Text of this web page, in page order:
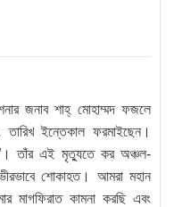
জনাব শাহ্ মোহাম্মদ ফজলে
ইন্তেকাল ফরমাইছেন।
তাঁর এই মৃত্যুতে কর অঞ্চল-
শোকাহত। আমরা মহান
মাগফিরাত কামনা করছি এবং